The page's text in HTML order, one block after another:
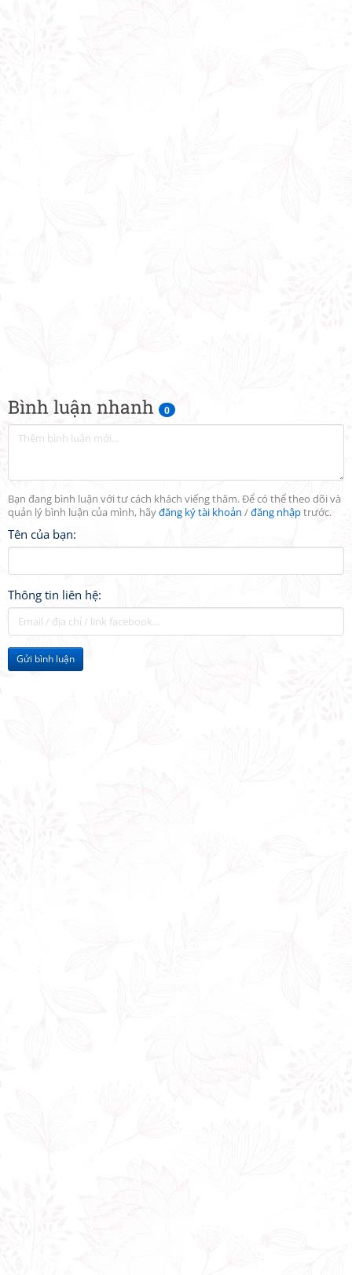
Bình luận nhanh 0
Bạn đang bình luận với tư cách khách viếng thăm. Để có thể theo dõi và
quản lý bình luận của mình, hãyđăng ký tài khoản /đăng nhậptrước.
Tên của bạn:
Thông tin liên hệ:
Gửi bình luận